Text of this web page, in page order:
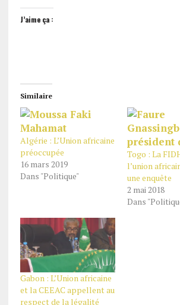
J’aime ça :
Similaire
Algérie : L’Union africaine
préoccupée
16 mars 2019
Dans "Politique"
Togo : La
l’union
une enquête
2 mai 2018
Dans
Gabon : L’Union africaine
et la CEEAC appellent au
respect de la légalité